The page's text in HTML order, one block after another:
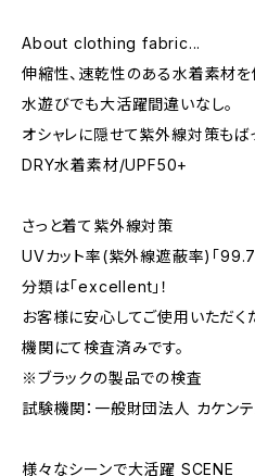
About clothing fabric...
伸縮性、速乾性のある水着素材を
水遊びでも大活躍間違いなし。
オシャレに隠せて紫外線対策もば
DRY水着素材/UPF50+
さっと着て紫外線対策
UVカット率(紫外線遮蔽率)「
分類は「excellent」！
お客様に安心してご使用いただく
機関にて検査済みです。
※ブラックの製品での検査
試験機関：一般財団法人 カケン
様々なシーンで大活躍 SCENE